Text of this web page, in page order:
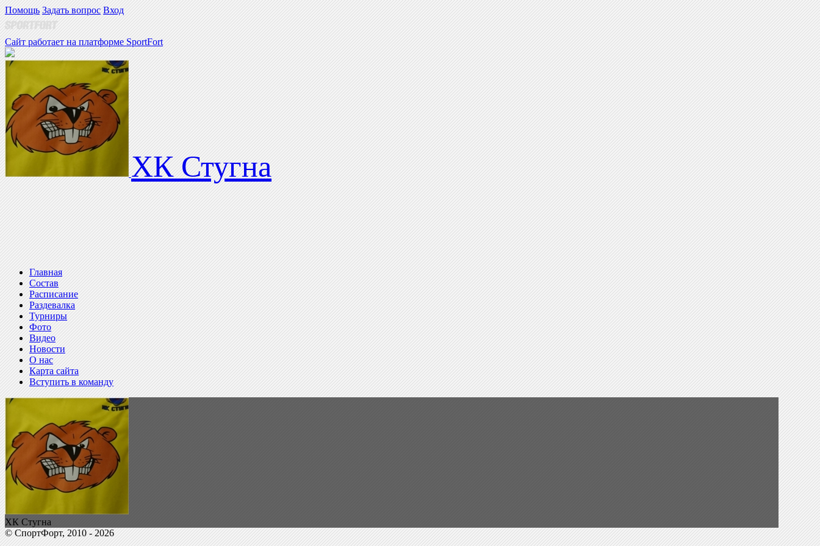
Помощь Задать вопрос Вход
Сайт работает на платформе SportFort
ХК Стугна
Главная
Состав
Расписание
Раздевалка
Турниры
Фото
Видео
Новости
О нас
Карта сайта
Вступить в команду
ХК Стугна
© СпортФорт, 2010 - 2026